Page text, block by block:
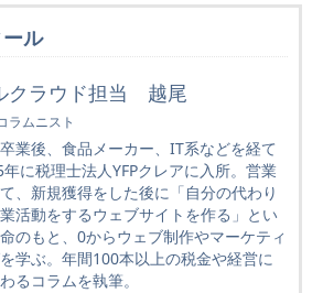
ル
クラウド担当 越尾
ラムニスト
業後、食品メーカー、IT系などを経て
に税理士法人YFPクレアに入所。営業
、新規獲得をした後に「自分の代わり
活動をするウェブサイトを作る」とい
のもと、0からウェブ制作やマーケティ
学ぶ。年間100本以上の税金や経営に
るコラムを執筆。